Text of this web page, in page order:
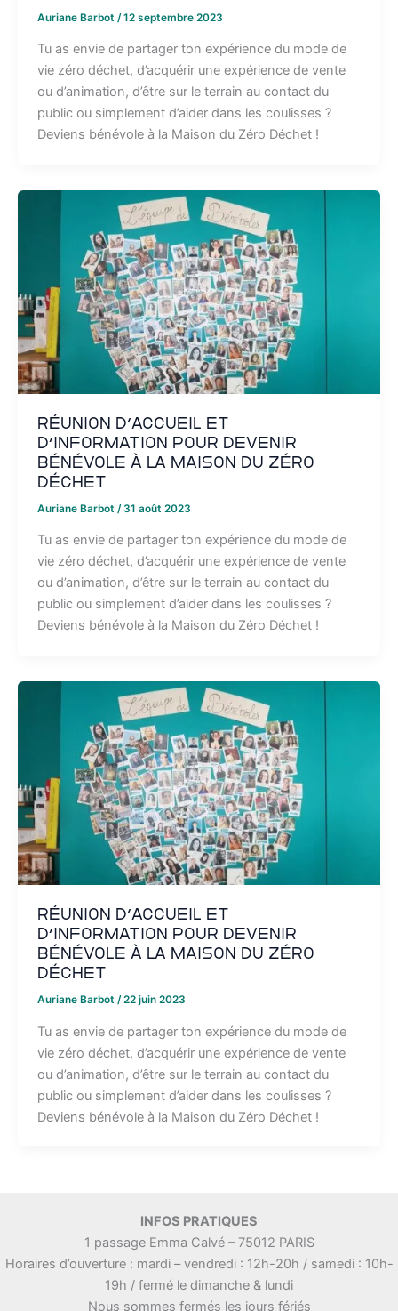
Auriane Barbot /12 septembre 2023
Tu as envie de partager ton expérience du mode de
vie zéro déchet, d’acquérir une expérience de vente
ou d’animation, d’être sur le terrain au contact du
public ou simplement d’aider dans les coulisses ?
Deviens bénévole à la Maison du Zéro Déchet !
Réunion d’accueil et
d’information pour devenir
bénévole à la Maison du Zéro
Déchet
Auriane Barbot /31 août 2023
Tu as envie de partager ton expérience du mode de
vie zéro déchet, d’acquérir une expérience de vente
ou d’animation, d’être sur le terrain au contact du
public ou simplement d’aider dans les coulisses ?
Deviens bénévole à la Maison du Zéro Déchet !
Réunion d’accueil et
d’information pour devenir
bénévole à la Maison du Zéro
Déchet
Auriane Barbot /22 juin 2023
Tu as envie de partager ton expérience du mode de
vie zéro déchet, d’acquérir une expérience de vente
ou d’animation, d’être sur le terrain au contact du
public ou simplement d’aider dans les coulisses ?
Deviens bénévole à la Maison du Zéro Déchet !
INFOS PRATIQUES
1 passage Emma Calvé – 75012 PARIS
Horaires d’ouverture : mardi – vendredi : 12h-20h / samedi : 10h-
19h / fermé le dimanche & lundi
Nous sommes fermés les jours fériés